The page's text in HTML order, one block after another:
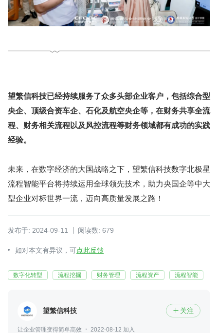
望繁信科技已经持续服务了众多头部企业客户，包括综合型
央企、顶级合资车企、石化及航空央企等，在财务共享全流
程、财务相关流程以及风控流程等财务领域都有成功的实践
经验。
未来，在数字经济的大国战略之下，望繁信科技数字北极星
流程智能平台将持续运用全球领先技术，助力央国企等中大
型企业对标世界一流，迈向高质量发展之路！
发布于: 2024-09-11 阅读数: 679
如对本文有异议，可点此反馈
数字化转型 流程挖掘 财务管理 流程资产 流程智能
望繁信科技  关注
让企业管理变得简单高效
2022-08-12 加入